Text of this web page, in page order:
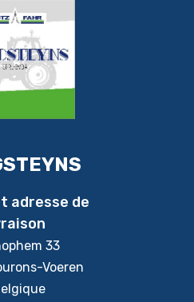
adresse de
33
Voeren